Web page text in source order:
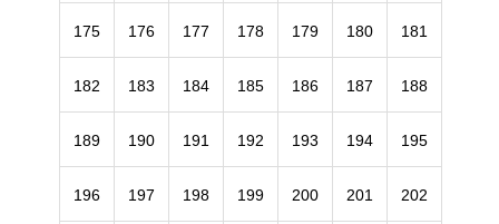
175 176 177 178 179 180 181
182 183 184 185 186 187 188
189 190 191 192 193 194 195
196 197 198 199 200 201 202